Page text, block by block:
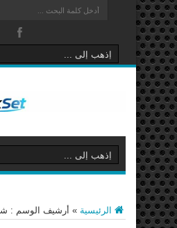
الرئيسية » أرشيف الوسم :